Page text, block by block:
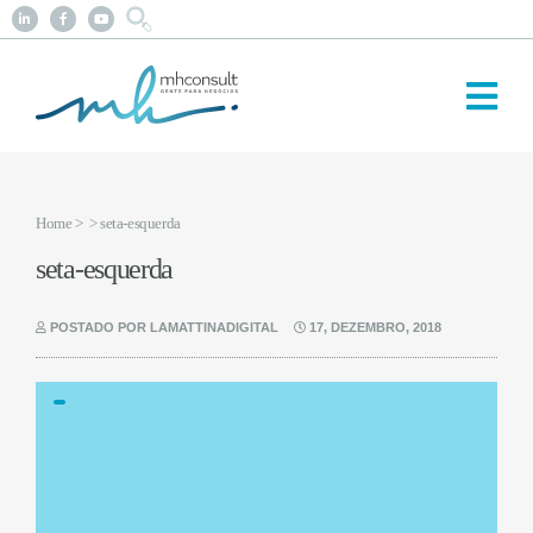
Home > > seta-esquerda
seta-esquerda
POSTADO POR LAMATTINADIGITAL 17, DEZEMBRO, 2018